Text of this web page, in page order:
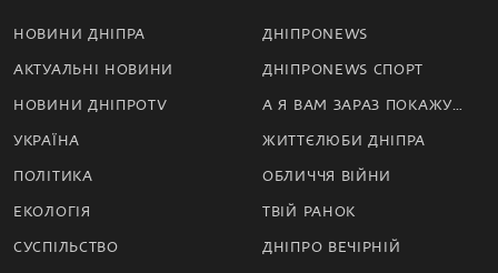
НОВИНИ ДНІПРА
АКТУАЛЬНІ НОВИНИ
НОВИНИ ДНІПРОTV
УКРАЇНА
ПОЛІТИКА
ЕКОЛОГІЯ
СУСПІЛЬСТВО
ДНІПРОNEWS
ДНІПРОNEWS СПОРТ
А Я ВАМ ЗАРАЗ ПОКАЖУ…
ЖИТТЄЛЮБИ ДНІПРА
ОБЛИЧЧЯ ВІЙНИ
ТВІЙ РАНОК
ДНІПРО ВЕЧІРНІЙ